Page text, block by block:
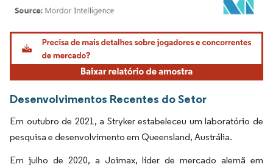
Imagem © Mordor Intelligence. O reuso requer atribuição conforme CC BY 4.0.
Desenvolvimentos Recentes do Setor
Em outubro de 2021, a Stryker estabeleceu um laboratório de
pesquisa e desenvolvimento em Queensland, Austrália.
Em julho de 2020, a Joimax, líder de mercado alemã em